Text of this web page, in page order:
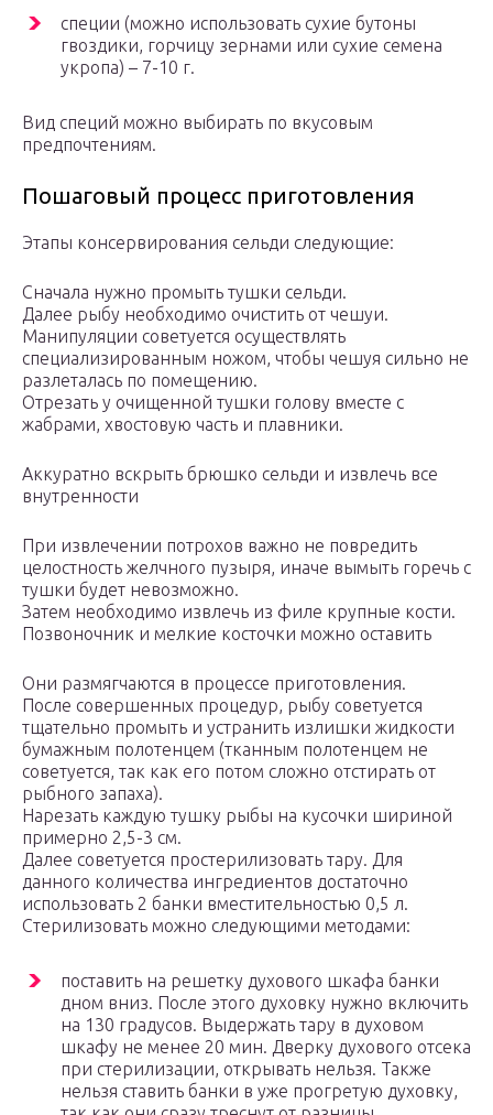
специи (можно использовать сухие бутоны
гвоздики, горчицу зернами или сухие семена
укропа) – 7-10 г.
Вид специй можно выбирать по вкусовым
предпочтениям.
Пошаговый процесс приготовления
Этапы консервирования сельди следующие:
Сначала нужно промыть тушки сельди.
Далее рыбу необходимо очистить от чешуи.
Манипуляции советуется осуществлять
специализированным ножом, чтобы чешуя сильно не
разлеталась по помещению.
Отрезать у очищенной тушки голову вместе с
жабрами, хвостовую часть и плавники.
Аккуратно вскрыть брюшко сельди и извлечь все
внутренности
При извлечении потрохов важно не повредить
целостность желчного пузыря, иначе вымыть горечь с
тушки будет невозможно.
Затем необходимо извлечь из филе крупные кости.
Позвоночник и мелкие косточки можно оставить
Они размягчаются в процессе приготовления.
После совершенных процедур, рыбу советуется
тщательно промыть и устранить излишки жидкости
бумажным полотенцем (тканным полотенцем не
советуется, так как его потом сложно отстирать от
рыбного запаха).
Нарезать каждую тушку рыбы на кусочки шириной
примерно 2,5-3 см.
Далее советуется простерилизовать тару. Для
данного количества ингредиентов достаточно
использовать 2 банки вместительностью 0,5 л.
Стерилизовать можно следующими методами:
поставить на решетку духового шкафа банки
дном вниз. После этого духовку нужно включить
на 130 градусов. Выдержать тару в духовом
шкафу не менее 20 мин. Дверку духового отсека
при стерилизации, открывать нельзя. Также
нельзя ставить банки в уже прогретую духовку,